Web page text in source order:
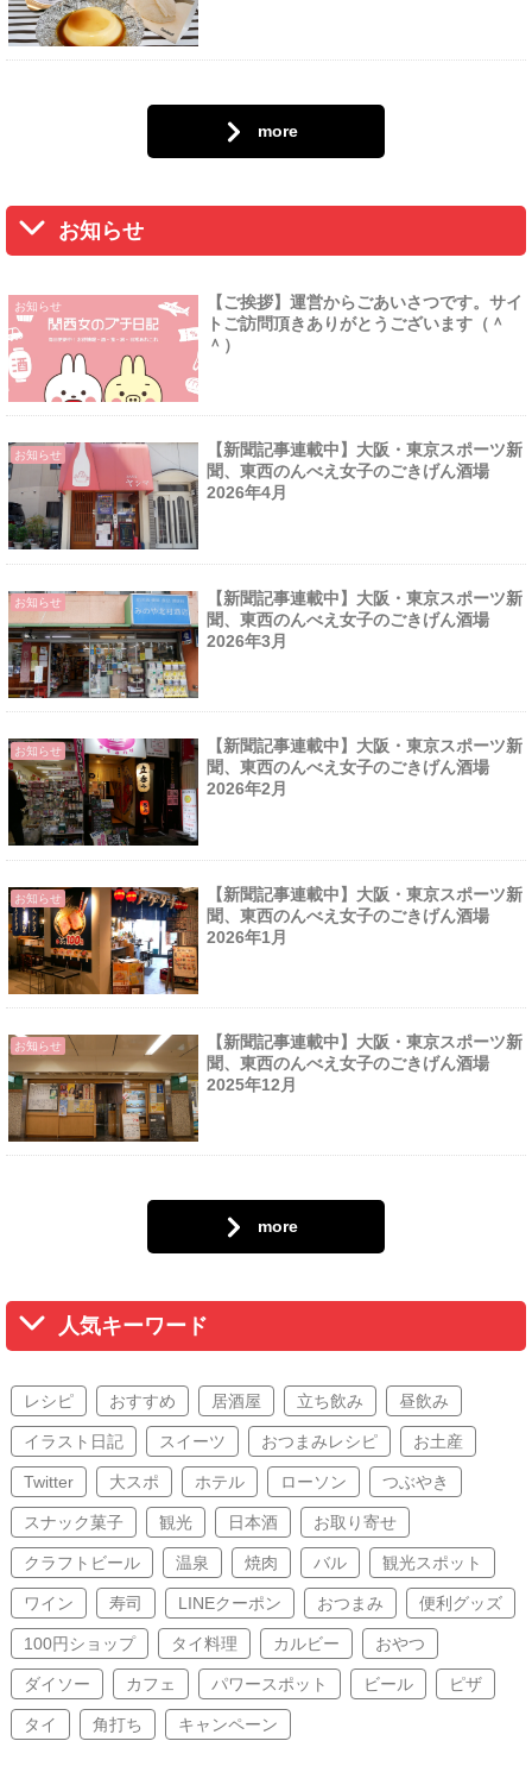
more
お知らせ
お知らせ
【ご挨拶】運営からごあいさつです。サイ
トご訪問頂きありがとうございます（＾
＾）
お知らせ
【新聞記事連載中】大阪・東京スポーツ新
聞、東西のんべえ女子のごきげん酒場
2026年4月
お知らせ
【新聞記事連載中】大阪・東京スポーツ新
聞、東西のんべえ女子のごきげん酒場
2026年3月
お知らせ
【新聞記事連載中】大阪・東京スポーツ新
聞、東西のんべえ女子のごきげん酒場
2026年2月
お知らせ
【新聞記事連載中】大阪・東京スポーツ新
聞、東西のんべえ女子のごきげん酒場
2026年1月
お知らせ
【新聞記事連載中】大阪・東京スポーツ新
聞、東西のんべえ女子のごきげん酒場
2025年12月
more
人気キーワード
レシピ おすすめ 居酒屋 立ち飲み 昼飲み
イラスト日記 スイーツ おつまみレシピ お土産
Twitter 大スポ ホテル ローソン つぶやき
スナック菓子 観光 日本酒 お取り寄せ
クラフトビール 温泉 焼肉 バル 観光スポット
ワイン 寿司 LINEクーポン おつまみ 便利グッズ
100円ショップ タイ料理 カルビー おやつ
ダイソー カフェ パワースポット ビール ピザ
タイ 角打ち キャンペーン